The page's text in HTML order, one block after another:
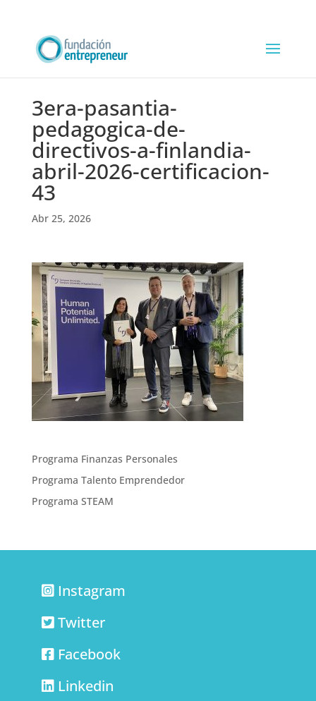
3era-pasantia-
pedagogica-de-
directivos-a-finlandia-
abril-2026-certificacion-
43
Abr 25, 2026
Programa Finanzas Personales
Programa Talento Emprendedor
Programa STEAM
Instagram
Twitter
Facebook
Linkedin